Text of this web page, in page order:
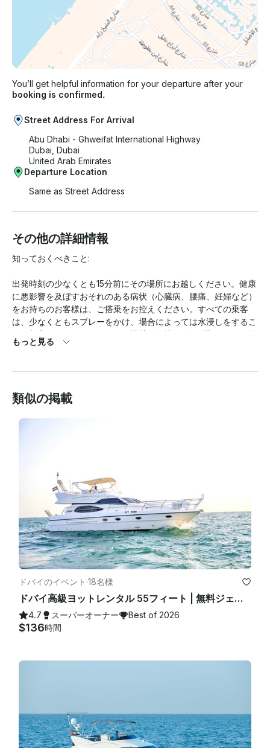
You’ll get helpful information for your departure after your
booking is confirmed.
Street Address For Arrival
Abu Dhabi - Ghweifat International Highway
Dubai, Dubai
United Arab Emirates
Departure Location
Same as Street Address
その他の詳細情報
知っておくべきこと:
出発時刻の少なくとも15分前にその場所にお越しください。健康
に悪影響を及ぼすおそれのある病状（心臓病、腰痛、妊婦など）
をお持ちのお客様は、ご搭乗をお控えください。すべての乗客
は、少なくともスプレーをかけ、場合によっては水浸しをするこ
とを想定してください。天候、機械的、技術的な問題、または予
期せぬ状況により、公正な通知なしにアクティビティをキャンセ
もっと見る
類似の掲載
ドバイのイベント ·18名様
ドバイ高級ヨットレンタル 55フィート | 無料ジェットスキー | 広々としたサンデッキ | ベストプライス ⚓
4.7 スーパーオーナー Best of 2026
$136時間